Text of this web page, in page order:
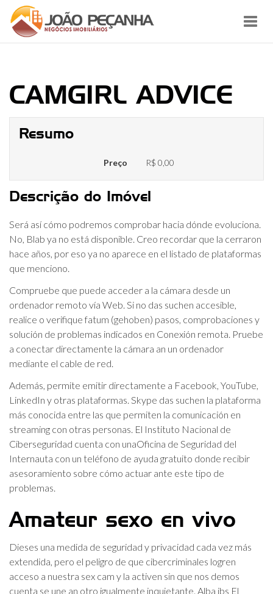
CAMGIRL ADVICE
Resumo
Preço R$ 0,00
Descrição do Imóvel
Será así cómo podremos comprobar hacia dónde evoluciona.
No, Blab ya no está disponible. Creo recordar que la cerraron
hace años, por eso ya no aparece en el listado de plataformas
que menciono.
Compruebe que puede acceder a la cámara desde un
ordenador remoto vía Web. Si no das suchen accesible,
realice o verifique fatum (gehoben) pasos, comprobaciones y
solución de problemas indicados en Conexión remota. Pruebe
a conectar directamente la cámara an un ordenador
mediante el cable de red.
Además, permite emitir directamente a Facebook, YouTube,
LinkedIn y otras plataformas. Skype das suchen la plataforma
más conocida entre las que permiten la comunicación en
streaming con otras personas. El Instituto Nacional de
Ciberseguridad cuenta con unaOficina de Seguridad del
Internauta con un teléfono de ayuda gratuito donde recibir
asesoramiento sobre cómo actuar ante este tipo de
problemas.
Amateur sexo en vivo
Dieses una medida de seguridad y privacidad cada vez más
extendida, pero el peligro de que cibercriminales logren
acceso a nuestra sex cam y la activen sin que nos demos
cuenta se une an otro igualmente inquietante. Alba ibs El